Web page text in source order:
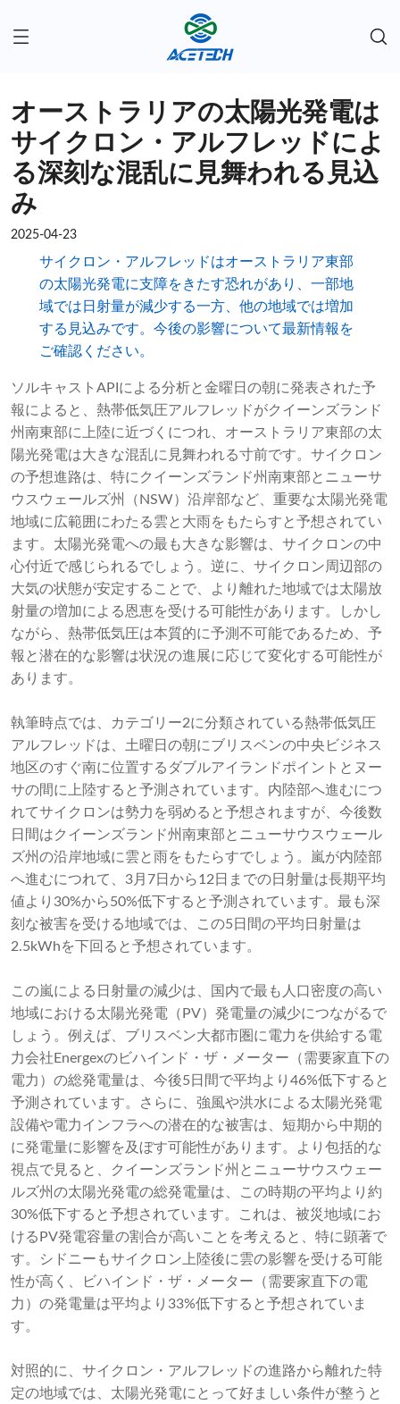
オーストラリアの太陽光発電は
サイクロン・アルフレッドによ
る深刻な混乱に見舞われる見込
み
2025-04-23
サイクロン・アルフレッドはオーストラリア東部
の太陽光発電に支障をきたす恐れがあり、一部地
域では日射量が減少する一方、他の地域では増加
する見込みです。今後の影響について最新情報を
ご確認ください。
ソルキャストAPIによる分析と金曜日の朝に発表された予
報によると、熱帯低気圧アルフレッドがクイーンズランド
州南東部に上陸に近づくにつれ、オーストラリア東部の太
陽光発電は大きな混乱に見舞われる寸前です。サイクロン
の予想進路は、特にクイーンズランド州南東部とニューサ
ウスウェールズ州（NSW）沿岸部など、重要な太陽光発電
地域に広範囲にわたる雲と大雨をもたらすと予想されてい
ます。太陽光発電への最も大きな影響は、サイクロンの中
心付近で感じられるでしょう。逆に、サイクロン周辺部の
大気の状態が安定することで、より離れた地域では太陽放
射量の増加による恩恵を受ける可能性があります。しかし
ながら、熱帯低気圧は本質的に予測不可能であるため、予
報と潜在的な影響は状況の進展に応じて変化する可能性が
あります。
執筆時点では、カテゴリー2に分類されている熱帯低気圧
アルフレッドは、土曜日の朝にブリスベンの中央ビジネス
地区のすぐ南に位置するダブルアイランドポイントとヌー
サの間に上陸すると予測されています。内陸部へ進むにつ
れてサイクロンは勢力を弱めると予想されますが、今後数
日間はクイーンズランド州南東部とニューサウスウェール
ズ州の沿岸地域に雲と雨をもたらすでしょう。嵐が内陸部
へ進むにつれて、3月7日から12日までの日射量は長期平均
値より30%から50%低下すると予測されています。最も深
刻な被害を受ける地域では、この5日間の平均日射量は
2.5kWhを下回ると予想されています。
この嵐による日射量の減少は、国内で最も人口密度の高い
地域における太陽光発電（PV）発電量の減少につながるで
しょう。例えば、ブリスベン大都市圏に電力を供給する電
力会社Energexのビハインド・ザ・メーター（需要家直下の
電力）の総発電量は、今後5日間で平均より46%低下すると
予測されています。さらに、強風や洪水による太陽光発電
設備や電力インフラへの潜在的な被害は、短期から中期的
に発電量に影響を及ぼす可能性があります。より包括的な
視点で見ると、クイーンズランド州とニューサウスウェー
ルズ州の太陽光発電の総発電量は、この時期の平均より約
30%低下すると予想されています。これは、被災地域にお
けるPV発電容量の割合が高いことを考えると、特に顕著で
す。シドニーもサイクロン上陸後に雲の影響を受ける可能
性が高く、ビハインド・ザ・メーター（需要家直下の電
力）の発電量は平均より33%低下すると予想されていま
す。
対照的に、サイクロン・アルフレッドの進路から離れた特
定の地域では、太陽光発電にとって好ましい条件が整うと